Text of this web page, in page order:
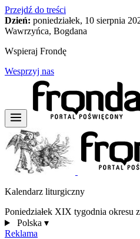
Przejdź do treści
Dzień: poniedziałek, 10 sierpnia
Wawrzyńca, Bogdana
Wspieraj Frondę
Wesprzyj nas
Kalendarz liturgiczny
Poniedziałek XIX tygodnia okresu
Polska ▾
Reklama